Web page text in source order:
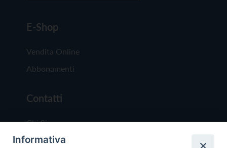
E-Shop
Vendita Online
Abbonamenti
Contatti
Chi Siamo
Redazione
Informativa